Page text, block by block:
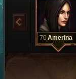
70Amerina